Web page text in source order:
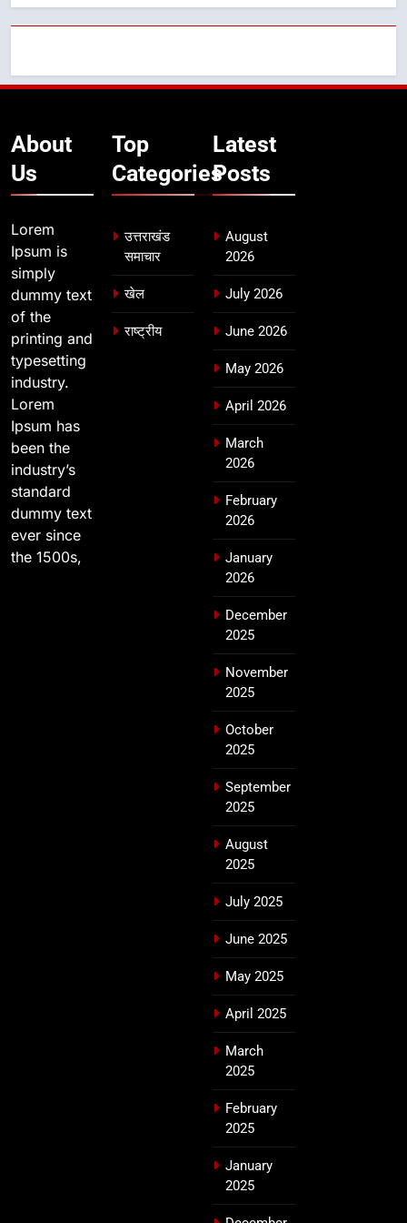
About
Us
Lorem
Ipsum is
simply
dummy text
of the
printing and
typesetting
industry.
Lorem
Ipsum has
been the
industry’s
standard
dummy text
ever since
the 1500s,
Top
Categories
उत्तराखंड
समाचार
खेल
राष्ट्रीय
Latest
Posts
August
2026
July 2026
June 2026
May 2026
April 2026
March
2026
February
2026
January
2026
December
2025
November
2025
October
2025
September
2025
August
2025
July 2025
June 2025
May 2025
April 2025
March
2025
February
2025
January
2025